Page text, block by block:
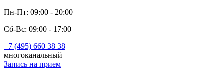
Пн-Пт: 09:00 - 20:00
Сб-Вс: 09:00 - 17:00
+7 (495) 660 38 38
многоканальный
Запись на прием